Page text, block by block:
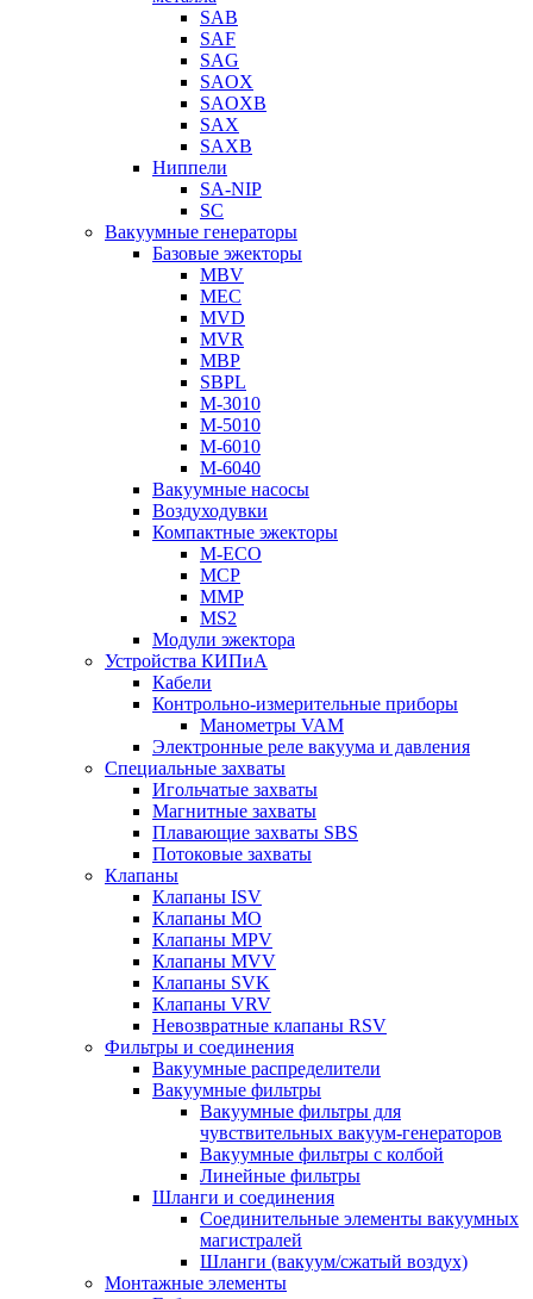
SAB
SAF
SAG
SAOX
SAOXB
SAX
SAXB
Ниппели
SA-NIP
SC
Вакуумные генераторы
Базовые эжекторы
MBV
MEC
MVD
MVR
MBP
SBPL
M-3010
M-5010
M-6010
M-6040
Вакуумные насосы
Воздуходувки
Компактные эжекторы
M-ECO
MCP
MMP
MS2
Модули эжектора
Устройства КИПиА
Кабели
Контрольно-измерительные приборы
Манометры VAM
Электронные реле вакуума и давления
Специальные захваты
Игольчатые захваты
Магнитные захваты
Плавающие захваты SBS
Потоковые захваты
Клапаны
Клапаны ISV
Клапаны MO
Клапаны MPV
Клапаны MVV
Клапаны SVK
Клапаны VRV
Невозвратные клапаны RSV
Фильтры и соединения
Вакуумные распределители
Вакуумные фильтры
Вакуумные фильтры для
чувствительных вакуум-генераторов
Вакуумные фильтры с колбой
Линейные фильтры
Шланги и соединения
Соединительные элементы вакуумных
магистралей
Шланги (вакуум/сжатый воздух)
Монтажные элементы